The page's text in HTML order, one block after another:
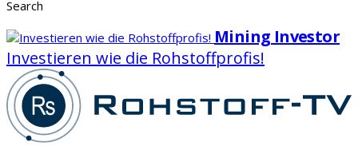
Search
Mining Investor
Investieren wie die Rohstoffprofis!